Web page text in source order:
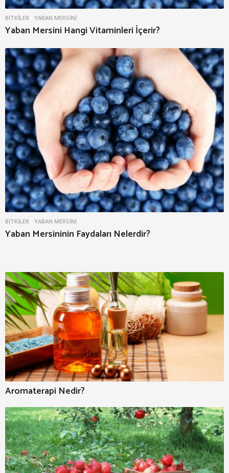
BITKILER YABAN MERSINI
Yaban Mersini Hangi Vitaminleri İçerir?
BITKILER YABAN MERSINI
Yaban Mersininin Faydaları Nelerdir?
Aromaterapi Nedir?